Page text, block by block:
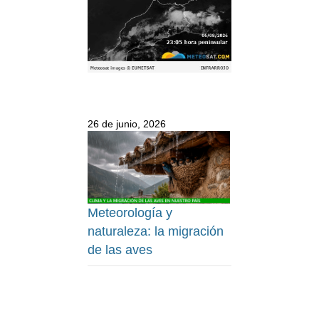
26 de junio, 2026
Meteorología y
naturaleza: la migración
de las aves